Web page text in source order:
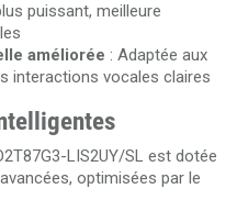
puissant, meilleure
améliorée : Adaptée aux
interactions vocales claires
LIS2UY/SL est dotée
optimisées par le